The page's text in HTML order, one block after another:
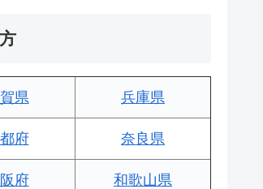
県 兵庫県
府 奈良県
府 和歌山県